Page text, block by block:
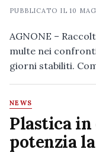
PUBBLICATO IL10
AGNONE –
multe nei
giorni stabiliti.
NEWS
Plastica in
potenzia